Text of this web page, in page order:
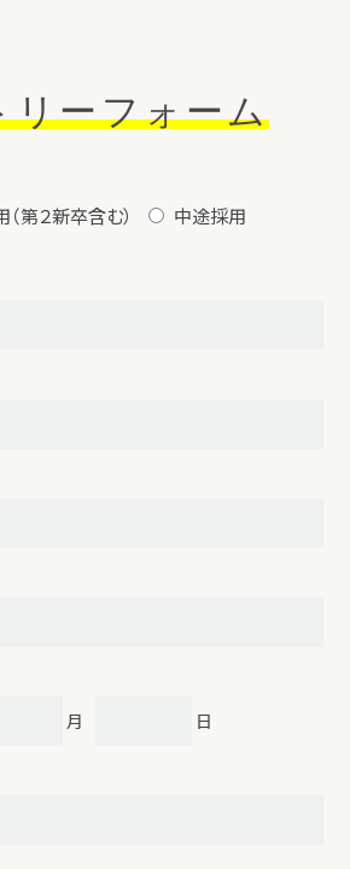
リーフォーム
第２新卒含む） 中途採用
月 日